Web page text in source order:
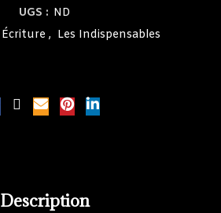
UGS : ND
Écriture , Les Indispensables
Description